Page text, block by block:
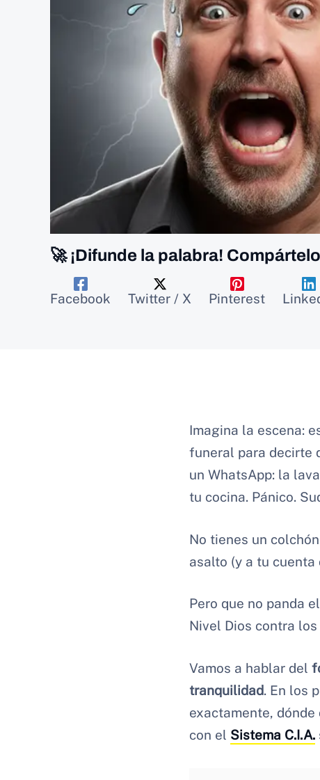
🚀 ¡Difunde la palabra!
Facebook Twitter / X Pinterest
Imagina la escena:
funeral para decirte
un WhatsApp: la
tu cocina. Pánico.
No tienes un
asalto (y a tu cuenta
Pero que no panda
Nivel Dios contra
Vamos a hablar del
tranquilidad. En los
exactamente,
con el Sistema C.I.A.